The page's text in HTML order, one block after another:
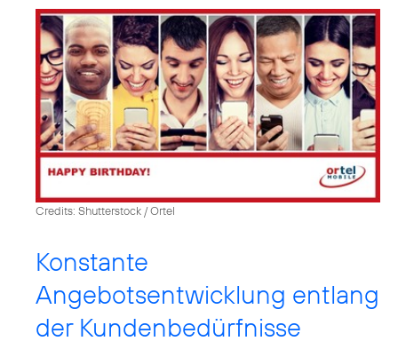
Credits: Shutterstock / Ortel
Konstante
Angebotsentwicklung entlang
der Kundenbedürfnisse